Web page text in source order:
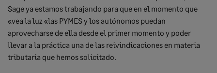
Sage ya estamos trabajando para que en el momento que
«vea la luz «las PYMES y los autónomos puedan
aprovecharse de ella desde el primer momento y poder
llevar a la práctica una de las reivindicaciones en materia
tributaria que hemos solicitado.